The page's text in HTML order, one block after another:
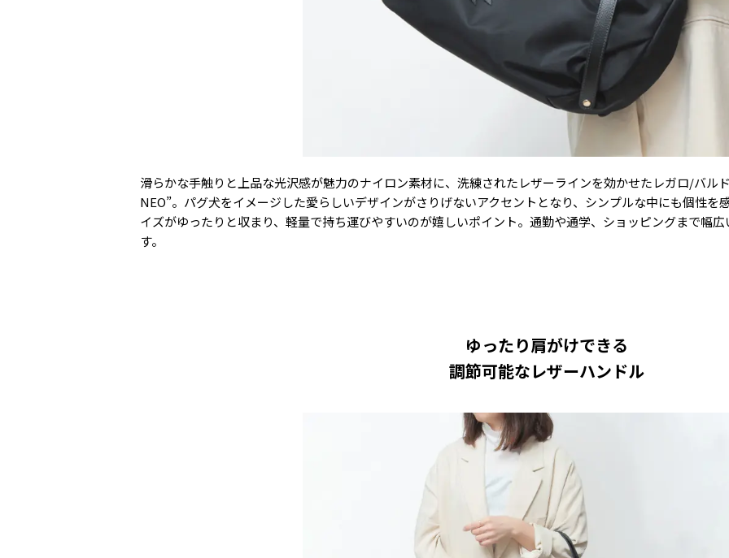
滑らかな手触りと上品な光沢感が魅力のナイロン素材に、洗練されたレザーラインを効かせたレガロ/バル
NEO”。パグ犬をイメージした愛らしいデザインがさりげないアクセントとなり、シンプルな中にも個性を
イズがゆったりと収まり、軽量で持ち運びやすいのが嬉しいポイント。通勤や通学、ショッピングまで幅
す。
ゆったり肩がけできる
調節可能なレザーハンドル